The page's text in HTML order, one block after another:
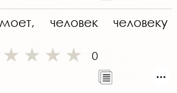
человек человеку
0